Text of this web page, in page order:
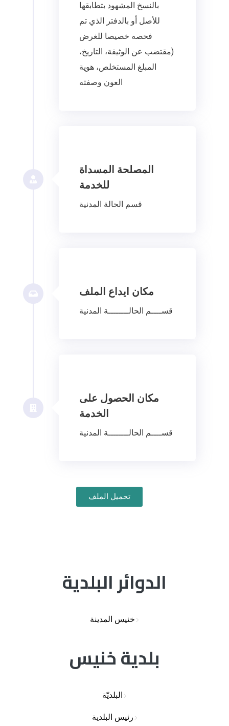
بالنسخ المشهود بتطابقها
للأصل أو بالدفتر الذي تم
فحصه خصيصا للغرض
(مقتضب عن الوثيقة، التاريخ،
المبلغ المستخلص، هوية
العون وصفته
المصلحة المسداة
للخدمة
قسم الحالة المدنية
مكان ايداع الملف
قســــم الحالــــــــة المدنية
مكان الحصول على
الخدمة
قســــم الحالــــــــة المدنية
تحميل الملف
الدوائر البلدية
خنيس المدينة
بلدية خنيس
البلديّة
رئيس البلدية